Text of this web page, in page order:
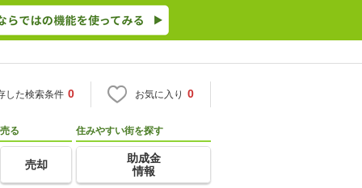
した検索条件 0 お気に入り 0
売る
売却
住みやすい街を探す
助成金
情報